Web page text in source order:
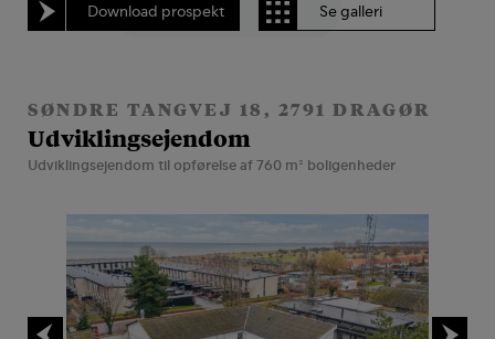
Download prospekt Se galleri
SØNDRE TANGVEJ 18, 2791 DRAGØR
Udviklingsejendom
Udviklingsejendom til opførelse af 760 m² boligenheder